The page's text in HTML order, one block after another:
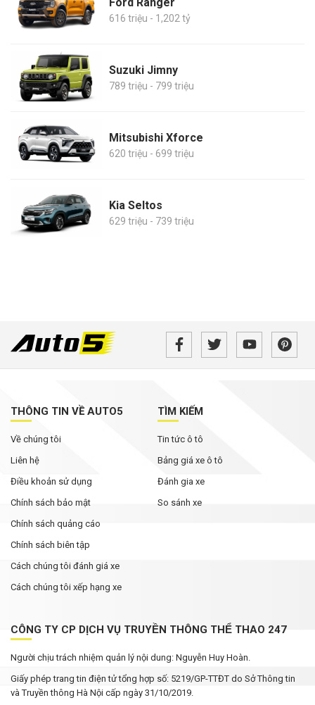
616 triệu - 1,202 tỷ
Suzuki Jimny
789 triệu - 799 triệu
Mitsubishi Xforce
620 triệu - 699 triệu
Kia Seltos
629 triệu - 739 triệu
THÔNG TIN VỀ AUTO5
Về chúng tôi
Liên hệ
Điều khoản sử dụng
Chính sách bảo mật
Chính sách quảng cáo
Chính sách biên tập
Cách chúng tôi đánh giá xe
Cách chúng tôi xếp hạng xe
TÌM KIẾM
Tin tức ô tô
Bảng giá xe ô tô
Đánh gia xe
So sánh xe
CÔNG TY CP DỊCH VỤ TRUYỀN THÔNG THỂ THAO 247
Người chịu trách nhiệm quản lý nội dung: Nguyễn Huy Hoàn.
Giấy phép trang tin điện tử tổng hợp số: 5219/GP-TTĐT do Sở Thông tin
và Truyền thông Hà Nội cấp ngày 31/10/2019.